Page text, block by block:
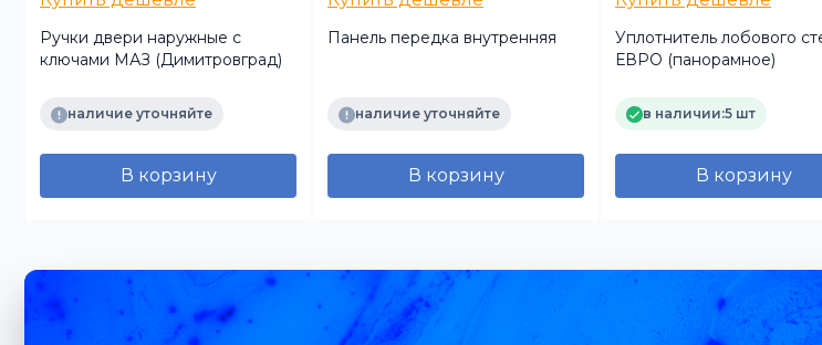
Ручки двери наружные с
ключами МАЗ (Димитровград)
наличие уточняйте
В корзину
Панель передка внутренняя
наличие уточняйте
В корзину
Уплотнитель лобового
ЕВРО (панорамное)
в наличии:5 шт
В корзину